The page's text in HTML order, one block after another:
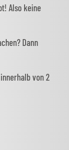
Also keine
Dann
von 2